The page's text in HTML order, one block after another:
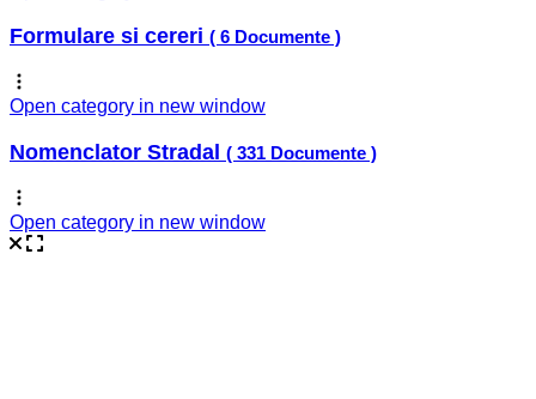
Formulare si cereri ( 6 Documente )
Open category in new window
Nomenclator Stradal ( 331 Documente )
Open category in new window